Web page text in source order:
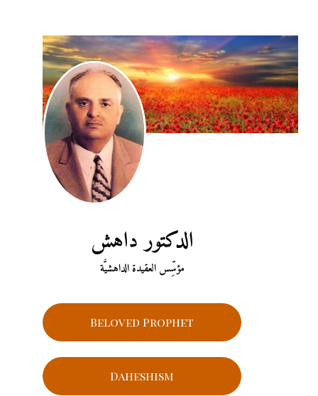
الدكتور داهش
مؤسِّس العقيدة الداهشيَّة
Beloved Prophet
Daheshism